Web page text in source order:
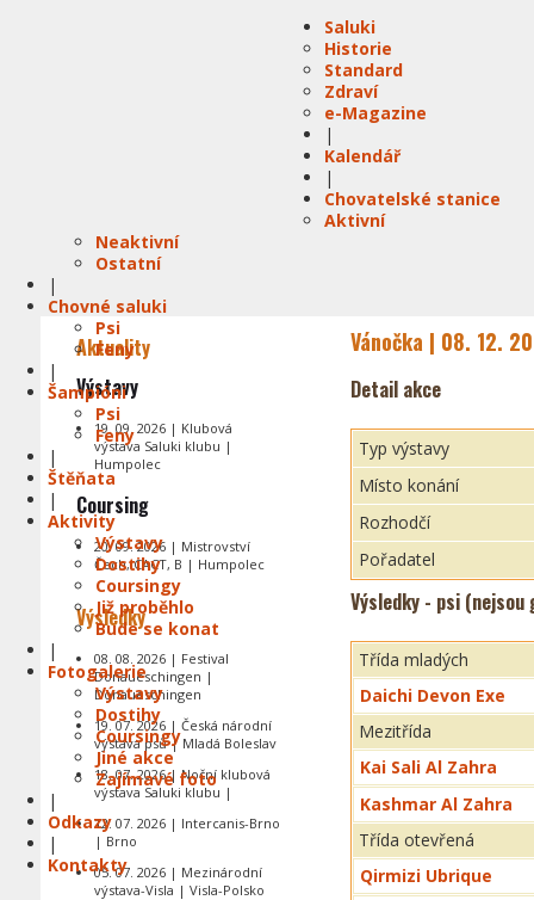
Saluki
Historie
Standard
Zdraví
e-Magazine
|
Kalendář
|
Chovatelské stanice
Aktivní
Neaktivní
Ostatní
|
Chovné saluki
Psi
Feny
|
Šampióni
Psi
Feny
|
Štěňata
|
Aktivity
Výstavy
Dostihy
Coursingy
Již proběhlo
Bude se konat
|
Fotogalerie
Výstavy
Dostihy
Coursingy
Jiné akce
Zajímavé foto
|
Odkazy
|
Kontakty
Vánočka | 08. 12.
Detail akce
Typ výstavy
Místo konání
Rozhodčí
Pořadatel
Výsledky - psi
Třída mladých
Daichi Devon Exe
Mezitřída
Kai Sali Al Zahra
Kashmar Al Zahra
Třída otevřená
Qirmizi Ubrique
Aktuality
Výstavy
19. 09. 2026 | Klubová
výstava Saluki klubu |
Humpolec
Coursing
20. 09. 2026 | Mistrovství
Čech, CACT, B | Humpolec
Výsledky
08. 08. 2026 | Festival
Donaueschingen |
Donaueschingen
19. 07. 2026 | Česká národní
výstava psů | Mladá Boleslav
18. 07. 2026 | Noční klubová
výstava Saluki klubu |
12. 07. 2026 | Intercanis-Brno
| Brno
05. 07. 2026 | Mezinárodní
výstava-Visla | Visla-Polsko